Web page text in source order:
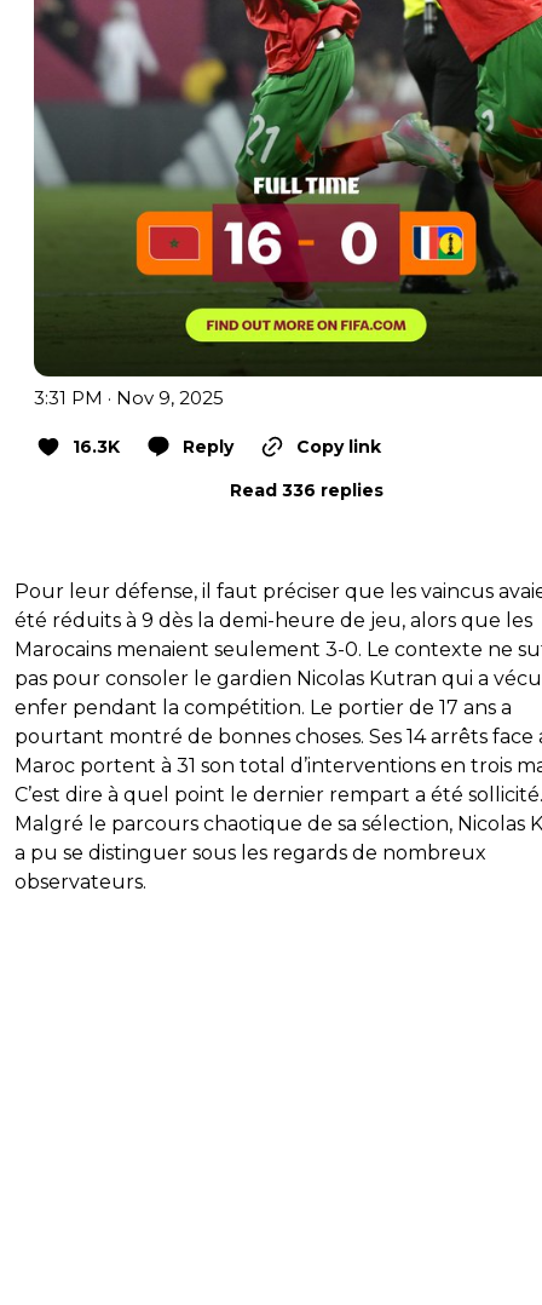
3:31 PM · Nov 9, 2025
16.3K Reply
Copy link
Read 336 replies
Pour leur défense, il faut préciser que les vaincus
été réduits à 9 dès la demi-heure de jeu, alors que les
Marocains menaient seulement 3-0. Le contexte ne
pas pour consoler le gardien Nicolas Kutran qui a
enfer pendant la compétition. Le portier de 17 ans a
pourtant montré de bonnes choses. Ses 14 arrêts face
Maroc portent à 31 son total d’interventions en trois
C’est dire à quel point le dernier rempart a été sollicité.
Malgré le parcours chaotique de sa sélection, Nicolas
a pu se distinguer sous les regards de nombreux
observateurs.